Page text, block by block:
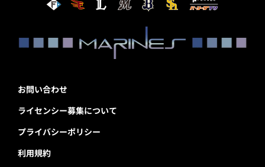
お問い合わせ
ライセンシー募集について
プライバシーポリシー
利用規約